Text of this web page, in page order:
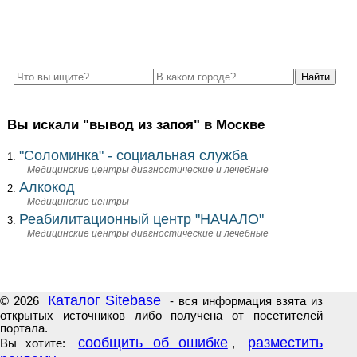
Вы искали "вывод из запоя" в Москве
"Соломинка" - социальная служба
Медицинские центры диагностические и лечебные
Алкокод
Медицинские центры
Реабилитационный центр "НАЧАЛО"
Медицинские центры диагностические и лечебные
© 2026 Каталог Sitebase
- вся информация взята из
открытых источников либо получена от посетителей
портала.
Вы хотите:
сообщить об ошибке ,
разместить